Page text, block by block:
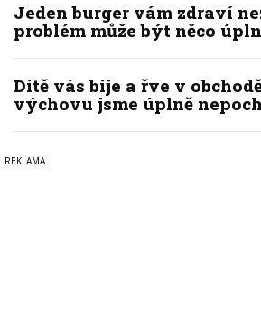
Jeden burger vám zdraví
problém může být něco
Dítě vás bije a řve v
výchovu jsme úplně